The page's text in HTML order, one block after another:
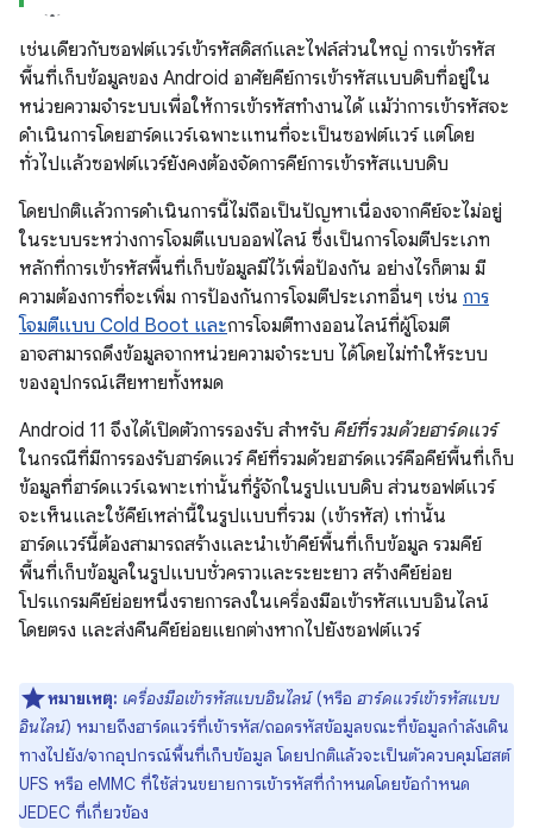
เช่นเดียวกับซอฟต์แวร์เข้ารหัสดิสก์และไฟล์ส่วนใหญ่ การเข้ารหัส
พื้นที่เก็บข้อมูลของ Android อาศัยคีย์การเข้ารหัสแบบดิบที่อยู่ใน
หน่วยความจำระบบเพื่อให้การเข้ารหัสทำงานได้ แม้ว่าการเข้ารหัสจะ
ดำเนินการโดยฮาร์ดแวร์เฉพาะแทนที่จะเป็นซอฟต์แวร์ แต่โดย
ทั่วไปแล้วซอฟต์แวร์ยังคงต้องจัดการคีย์การเข้ารหัสแบบดิบ
โดยปกติแล้วการดำเนินการนี้ไม่ถือเป็นปัญหาเนื่องจากคีย์จะไม่อยู่
ในระบบระหว่างการโจมตีแบบออฟไลน์ ซึ่งเป็นการโจมตีประเภท
หลักที่การเข้ารหัสพื้นที่เก็บข้อมูลมีไว้เพื่อป้องกัน อย่างไรก็ตาม มี
ความต้องการที่จะเพิ่ม การป้องกันการโจมตีประเภทอื่นๆ เช่น การ
โจมตีแบบ Cold Boot และการโจมตีทางออนไลน์ที่ผู้โจมตี
อาจสามารถดึงข้อมูลจากหน่วยความจำระบบ ได้โดยไม่ทำให้ระบบ
ของอุปกรณ์เสียหายทั้งหมด
Android 11 จึงได้เปิดตัวการรองรับ สำหรับ คีย์ที่รวมด้วยฮาร์ดแวร์
ในกรณีที่มีการรองรับฮาร์ดแวร์ คีย์ที่รวมด้วยฮาร์ดแวร์คือคีย์พื้นที่เก็บ
ข้อมูลที่ฮาร์ดแวร์เฉพาะเท่านั้นที่รู้จักในรูปแบบดิบ ส่วนซอฟต์แวร์
จะเห็นและใช้คีย์เหล่านี้ในรูปแบบที่รวม (เข้ารหัส) เท่านั้น
ฮาร์ดแวร์นี้ต้องสามารถสร้างและนำเข้าคีย์พื้นที่เก็บข้อมูล รวมคีย์
พื้นที่เก็บข้อมูลในรูปแบบชั่วคราวและระยะยาว สร้างคีย์ย่อย
โปรแกรมคีย์ย่อยหนึ่งรายการลงในเครื่องมือเข้ารหัสแบบอินไลน์
โดยตรง และส่งคืนคีย์ย่อยแยกต่างหากไปยังซอฟต์แวร์
หมายเหตุ: เครื่องมือเข้ารหัสแบบอินไลน์(หรือ ฮาร์ดแวร์เข้ารหัสแบบ
อินไลน์) หมายถึงฮาร์ดแวร์ที่เข้ารหัส/ถอดรหัสข้อมูลขณะที่ข้อมูลกำลังเดิน
ทางไปยัง/จากอุปกรณ์พื้นที่เก็บข้อมูล โดยปกติแล้วจะเป็นตัวควบคุมโฮสต์
UFS หรือ eMMC ที่ใช้ส่วนขยายการเข้ารหัสที่กำหนดโดยข้อกำหนด
JEDEC ที่เกี่ยวข้อง